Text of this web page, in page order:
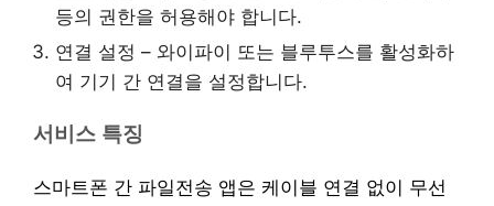
등의 권한을 허용해야 합니다.
연결 설정 – 와이파이 또는 블루투스를 활성화하
여 기기 간 연결을 설정합니다.
서비스 특징
스마트폰 간 파일전송 앱은 케이블 연결 없이 무선